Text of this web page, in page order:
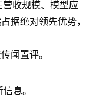
营收规模、模型应
据绝对领先优势，
闻置评。
息。